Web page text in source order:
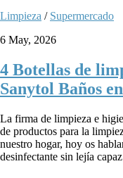
Limpieza / Supermercado
6 May, 2026
4 Botellas de
Sanytol Baños
La firma de limpieza e
de productos para la
nuestro hogar, hoy os
desinfectante sin lejía